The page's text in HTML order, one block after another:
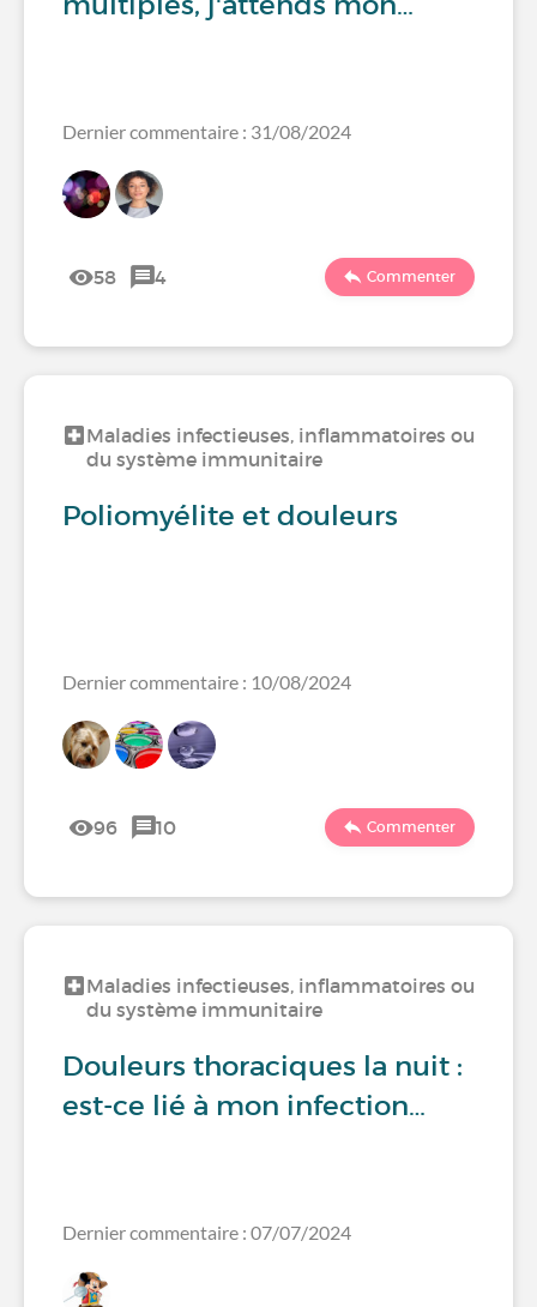
Dernier commentaire : 31/08/2024
58 4 Commenter
Maladies infectieuses, inflammatoires ou
du système immunitaire
Poliomyélite et douleurs
Dernier commentaire : 10/08/2024
96 10 Commenter
Maladies infectieuses, inflammatoires ou
du système immunitaire
Douleurs thoraciques la nuit :
est-ce lié à mon infection…
Dernier commentaire : 07/07/2024